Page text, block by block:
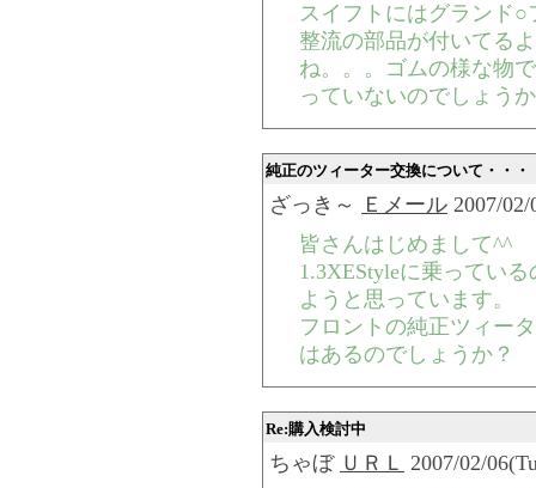
スイフトにはグランド
整流の部品が付いてる
ね。。。ゴムの様な物
っていないのでしょう
純正のツィーター交換について・・・
ざっき～ Ｅメール 2007/
皆さんはじめまして^^
1.3XEStyleに乗ってい
ようと思っています。
フロントの純正ツィー
はあるのでしょうか？
Re:購入検討中
ちゃぼ ＵＲＬ 2007/02/